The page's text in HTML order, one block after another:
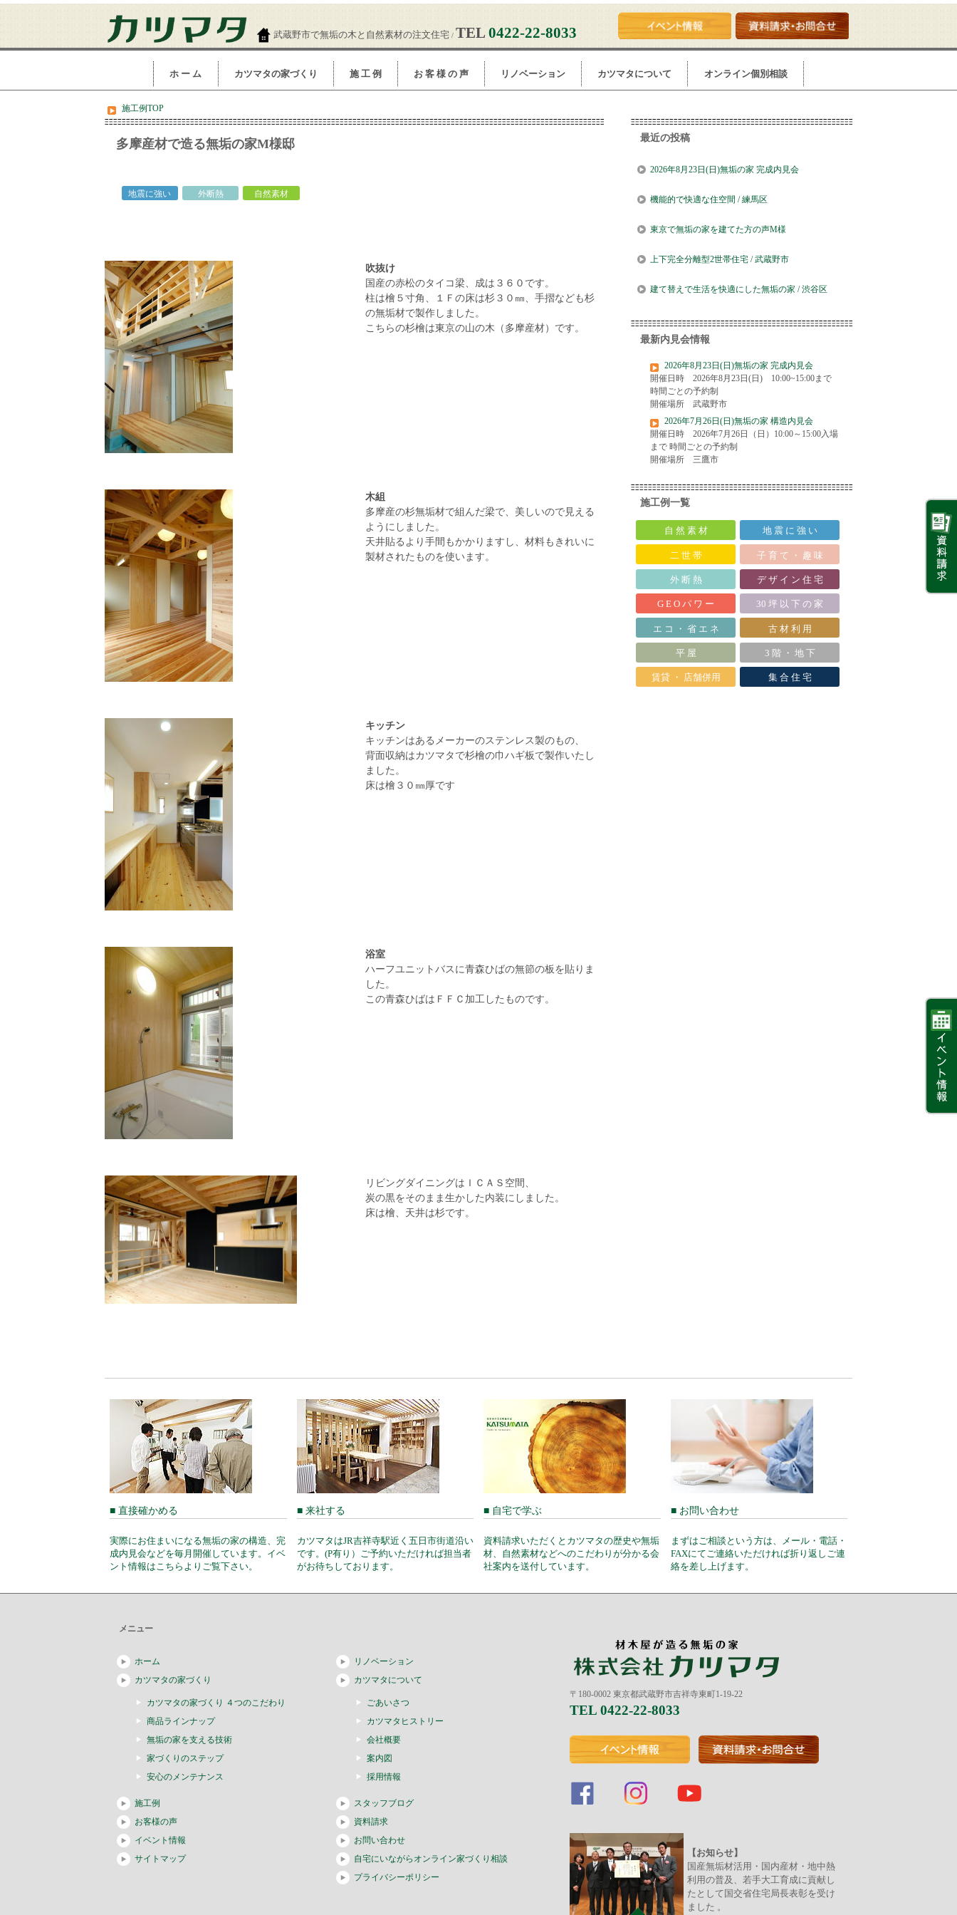
武蔵野市で無垢の木と自然素材の注文住宅 / TEL 0422-22-8033
ホ ー ム カツマタの家づくり 施 工 例 お 客 様 の 声 リノベーション カツマタについて オンライン個別相談
施工例TOP
多摩産材で造る無垢の家M様邸
地震に強い 外断熱 自然素材
吹抜け
国産の赤松のタイコ梁、成は３６０です。
柱は檜５寸角、１Ｆの床は杉３０㎜、手摺なども杉
の無垢材で製作しました。
こちらの杉檜は東京の山の木（多摩産材）です。
木組
多摩産の杉無垢材で組んだ梁で、美しいので見える
ようにしました。
天井貼るより手間もかかりますし、材料もきれいに
製材されたものを使います。
キッチン
キッチンはあるメーカーのステンレス製のもの、
背面収納はカツマタで杉檜の巾ハギ板で製作いたし
ました。
床は檜３０㎜厚です
浴室
ハーフユニットバスに青森ひばの無節の板を貼りま
した。
この青森ひばはＦＦＣ加工したものです。
リビングダイニングはＩＣＡＳ空間、
炭の黒をそのまま生かした内装にしました。
床は檜、天井は杉です。
最近の投稿
2026年8月23日(日)無垢の家 完成内見会
機能的で快適な住空間 / 練馬区
東京で無垢の家を建てた方の声M様
上下完全分離型2世帯住宅 / 武蔵野市
建て替えで生活を快適にした無垢の家 / 渋谷区
最新内見会情報
2026年8月23日(日)無垢の家 完成内見会
開催日時 2026年8月23日(日) 10:00~15:00まで
時間ごとの予約制
開催場所 武蔵野市
2026年7月26日(日)無垢の家 構造内見会
開催日時 2026年7月26日（日）10:00～15:00入場
まで 時間ごとの予約制
開催場所 三鷹市
施工例一覧
自 然 素 材 地 震 に 強 い
二 世 帯 子 育 て ・ 趣 味
外 断 熱 デ ザ イ ン 住 宅
G E O パ ワ ー 30 坪 以 下 の 家
エ コ ・ 省 エ ネ 古 材 利 用
平 屋 3 階 ・ 地 下
賃貸 ・ 店舗併用 集 合 住 宅
■ 直接確かめる
実際にお住まいになる無垢の家の構造、完
成内見会などを毎月開催しています。イベ
ント情報はこちらよりご覧下さい。
■ 来社する
カツマタはJR吉祥寺駅近く五日市街道沿い
です。(P有り）ご予約いただければ担当者
がお待ちしております。
■ 自宅で学ぶ
資料請求いただくとカツマタの歴史や無垢
材、自然素材などへのこだわりが分かる会
社案内を送付しています。
■ お問い合わせ
まずはご相談という方は、メール・電話・
FAXにてご連絡いただければ折り返しご連
絡を差し上げます。
〒180-0002 東京都武蔵野市吉祥寺東町1-19-22
TEL 0422-22-8033
【お知らせ】
国産無垢材活用・国内産材・地中熱
利用の普及、若手大工育成に貢献し
たとして国交省住宅局長表彰を受け
ました 。
メニュー
ホーム
カツマタの家づくり
カツマタの家づくり ４つのこだわり
商品ラインナップ
無垢の家を支える技術
家づくりのステップ
安心のメンテナンス
施工例
お客様の声
イベント情報
サイトマップ
リノベーション
カツマタについて
ごあいさつ
カツマタヒストリー
会社概要
案内図
採用情報
スタッフブログ
資料請求
お問い合わせ
自宅にいながらオンライン家づくり相談
プライバシーポリシー